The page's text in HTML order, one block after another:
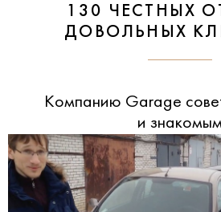
130 ЧЕСТНЫХ
ДОВОЛЬНЫХ
Компанию Garage
и